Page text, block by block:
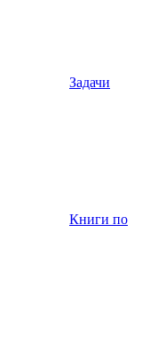
Задачи
Книги по